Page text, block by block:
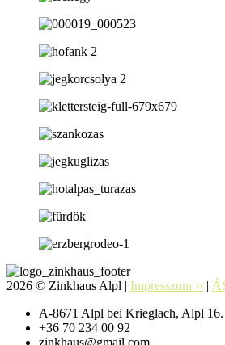
2026 © Zinkhaus Alpl | Impresszum ›› |
A-8671 Alpl bei Krieglach, Alpl 16.
+36 70 234 00 92
zinkhaus@gmail.com